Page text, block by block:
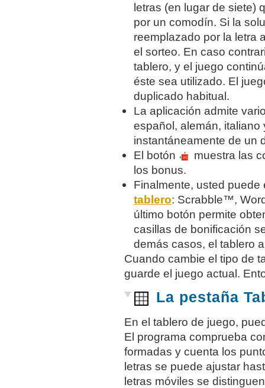
letras (en lugar de siete)
por un comodín. Si la
reemplazado por la letra
el sorteo. En caso
tablero, y el juego
éste sea utilizado. El
duplicado habitual.
La aplicación admite
español, alemán,
instantáneamente de un
El botón
muestra las
los bonus.
Finalmente, usted
tablero: Scrabble™,
último botón permite
casillas de bonificación
demás casos, el tablero
Cuando cambie el tipo de
guarde el juego actual.
La pestaña
En el tablero de juego,
El programa comprueba
formadas y cuenta los
letras se puede ajustar
letras móviles se